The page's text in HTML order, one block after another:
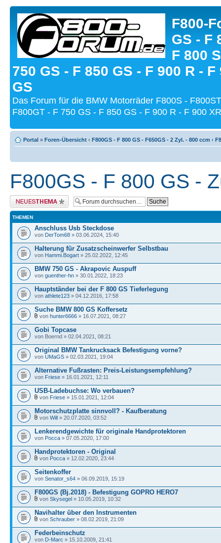
F800-
GS - F
F 800
750 GS - F 850 GS - F 900 R - F
GS
Das Forum für die BMW Motorräder F800S -
F800GT - F 750 GS - F 850 GS - F 900 R - F 900
Portal » Foren-Übersicht ‹ F800GS - F 800 GS - F650GS - 2 Zyl. - 800 ccm ‹
F800GS - F 800 GS -
Neues Thema erstellen
THEMEN
Anschluss Usb Steckdose
von DerTom68 » 03.06.2024, 15:40
Halterung für Zusatzscheinwerfer Selbstbau
von Hammi.Bogart » 25.02.2022, 12:45
BMW 750 GS - Akrapovic Auspuff
von guenther-hn » 30.01.2022, 18:23
Hauptständer bei der F 800 GS Tieferlegung
von athlete123 » 04.12.2016, 17:58
Suche BMW 800 GS Koffersetz
von hunter6666 » 16.07.2021, 08:27
Gobi Topcase
von Boernd » 02.04.2021, 08:21
Original BMW Tankrucksack Befestigung vorne?
von UMaGS » 02.03.2021, 19:04
Alternative Fußrasten: Preis-Leistungsempfehlung?
von Friese » 16.01.2021, 12:11
USB-Ladebuchse: Wo verbauen?
von Friese » 15.01.2021, 12:04
Motorschutzplatte sinnvoll? - Kaufberatung
von Will » 20.07.2020, 03:52
Lenkerendgewichte für originale Handprotektoren
von Pocca » 07.05.2020, 17:00
Handprotektoren - Original
von Pocca » 12.02.2020, 23:44
Seitenkoffer
von Senator_s64 » 06.09.2019, 15:19
F800GS (Bj.2018) - Befestigung GOPRO HERO7
von Skysegel » 10.05.2019, 10:32
Navihalter über den Instrumenten
von Schrauber » 08.02.2019, 21:09
Federbeinschutz
von D-Marc » 15.10.2009, 21:41